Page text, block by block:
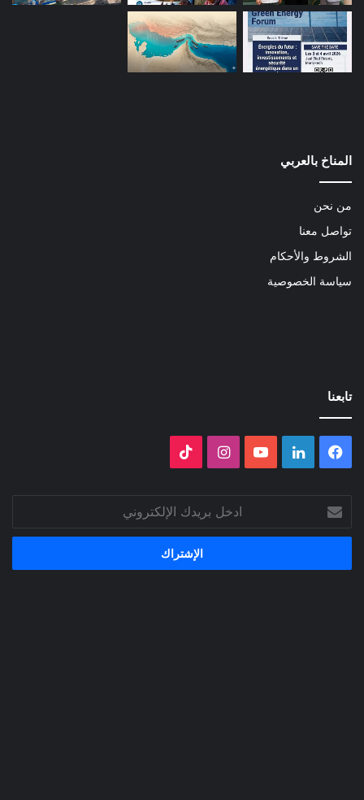
المناخ بالعربي
من نحن
تواصل معنا
الشروط والأحكام
سياسة الخصوصية
تابعنا
فيسبوك لينكدإن ‫YouTubeانستقرام
ادخل
بريدك
الإلكتروني